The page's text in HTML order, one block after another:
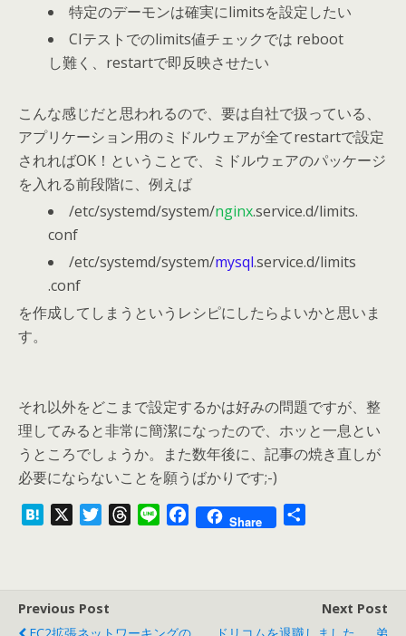
特定のデーモンは確実にlimitsを設定したい
CIテストでのlimits値チェックでは reboot
し難く、restartで即反映させたい
こんな感じだと思われるので、要は自社で扱っている、
アプリケーション用のミドルウェアが全てrestartで設定
されればOK！ということで、ミドルウェアのパッケージ
を入れる前段階に、例えば
/etc/systemd/system/nginx.service.d/limits.
conf
/etc/systemd/system/mysql.service.d/limits
.conf
を作成してしまうというレシピにしたらよいかと思いま
す。
それ以外をどこまで設定するかは好みの問題ですが、整
理してみると非常に簡潔になったので、ホッと一息とい
うところでしょうか。また数年後に、記事の焼き直しが
必要にならないことを願うばかりです;-)
n
t
Share
Previous Post
Next Post